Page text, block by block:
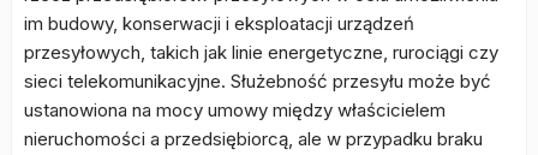
im budowy, konserwacji i eksploatacji urządzeń
przesyłowych, takich jak linie energetyczne, rurociągi czy
sieci telekomunikacyjne. Służebność przesyłu może być
ustanowiona na mocy umowy między właścicielem
nieruchomości a przedsiębiorcą, ale w przypadku braku